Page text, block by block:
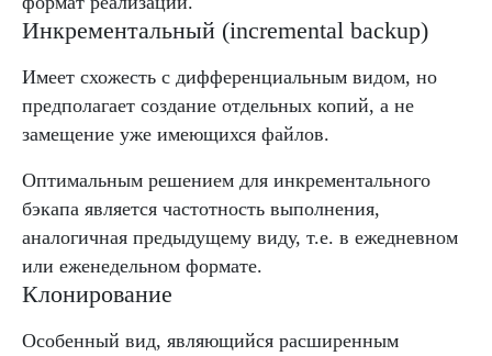
Инкрементальный (incremental backup)
Имеет схожесть с дифференциальным видом, но
предполагает создание отдельных копий, а не
замещение уже имеющихся файлов.
Оптимальным решением для инкрементального
бэкапа является частотность выполнения,
аналогичная предыдущему виду, т.е. в ежедневном
или еженедельном формате.
Клонирование
Особенный вид, являющийся расширенным